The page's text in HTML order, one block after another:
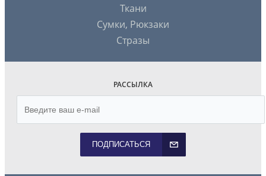
Ткани
Сумки, Рюкзаки
Стразы
РАССЫЛКА
ПОДПИСАТЬСЯ